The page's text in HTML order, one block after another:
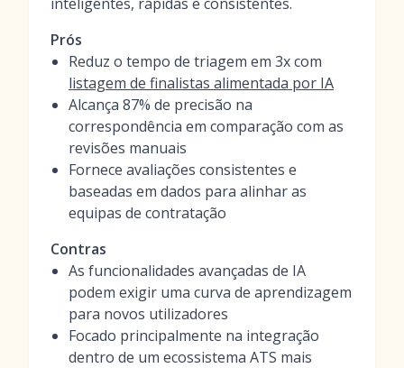
Prós
Reduz o tempo de triagem em 3x com
listagem de finalistas alimentada por IA
Alcança 87% de precisão na
correspondência em comparação com as
revisões manuais
Fornece avaliações consistentes e
baseadas em dados para alinhar as
equipas de contratação
Contras
As funcionalidades avançadas de IA
podem exigir uma curva de aprendizagem
para novos utilizadores
Focado principalmente na integração
dentro de um ecossistema ATS mais